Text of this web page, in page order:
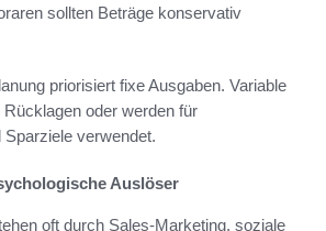
sollten Beträge konservativ
priorisiert fixe Ausgaben. Variable
oder werden für
verwendet.
Auslöser
oft durch Sales-Marketing, soziale